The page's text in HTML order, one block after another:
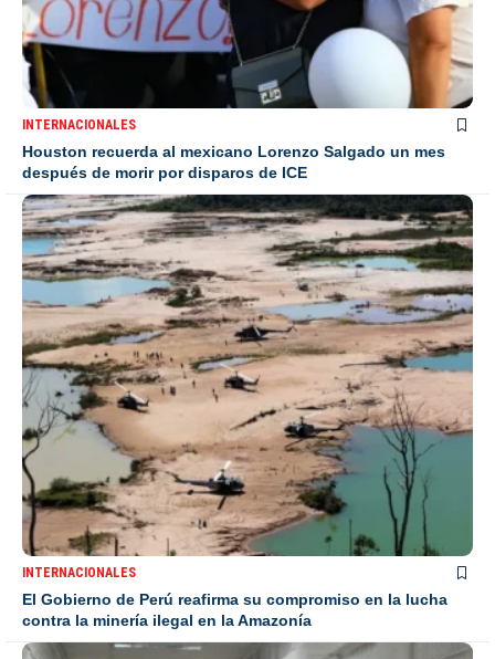
INTERNACIONALES
Houston recuerda al mexicano Lorenzo Salgado un mes
después de morir por disparos de ICE
INTERNACIONALES
El Gobierno de Perú reafirma su compromiso en la lucha
contra la minería ilegal en la Amazonía